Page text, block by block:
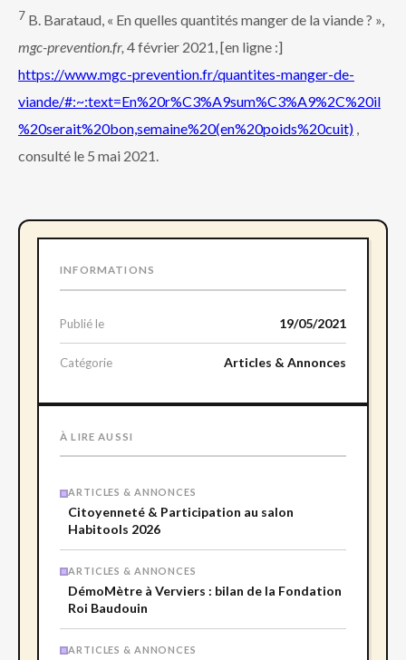
7 B. Barataud, « En quelles quantités manger de la viande ? »,
mgc-prevention.fr, 4 février 2021, [en ligne :]
https://www.mgc-prevention.fr/quantites-manger-de-
viande/#:~:text=En%20r%C3%A9sum%C3%A9%2C%20il
%20serait%20bon,semaine%20(en%20poids%20cuit) ,
consulté le 5 mai 2021.
INFORMATIONS
Publié le 19/05/2021
Catégorie Articles & Annonces
À LIRE AUSSI
ARTICLES & ANNONCES
Citoyenneté & Participation au salon
Habitools 2026
ARTICLES & ANNONCES
DémoMètre à Verviers : bilan de la Fondation
Roi Baudouin
ARTICLES & ANNONCES